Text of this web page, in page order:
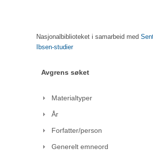
Nasjonalbiblioteket i samarbeid med
Ibsen-studier
Avgrens søket
Materialtyper
År
Forfatter/person
Generelt emneord